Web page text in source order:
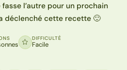
l’autre pour un prochain
déclenché cette recette 🙂
DIFFICULTÉ
Facile